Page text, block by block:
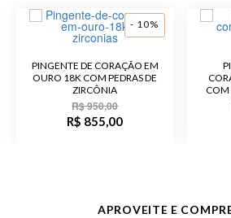
Código do
Produto
P785Z-10k
- 10%
PINGENTE DE CORAÇÃO EM
OURO 18K COM PEDRAS DE
ZIRCÔNIA
R$ 950,00
R$ 855,00
COM
APROVEITE E